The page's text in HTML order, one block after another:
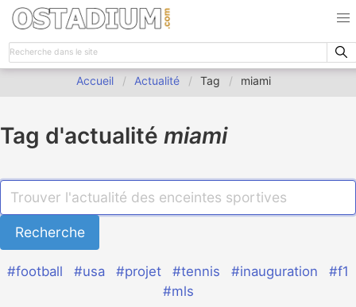
Accueil Actualité Tag miami
Tag d'actualité miami
#football #usa #projet #tennis #inauguration
#f1
#mls